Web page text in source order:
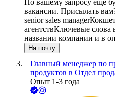
По вашему запросу ещё
вакансии. Присылать
senior sales manager
агентствКлючевые слова
названии компании и в
На почту
Главный менеджер по
продуктов в Отдел
Опыт 1-3 года